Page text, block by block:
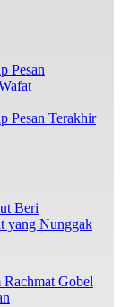
Pesan Terakhir
Beri
yang Nunggak
Gobel